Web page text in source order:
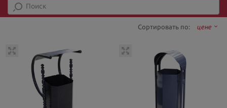
Сортировать по: цене